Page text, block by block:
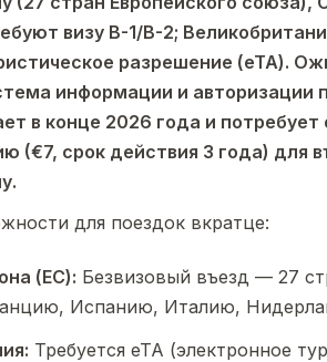
визу B-1/B-2;
разрешение (eTA).
информации и авторизации
в конце 2026 года и потребует
(€7, срок действия 3 года) для
для поездок вкратце:
(ЕС): Безвизовый въезд — 27
Испанию, Италию,
Требуется eTA (электронное